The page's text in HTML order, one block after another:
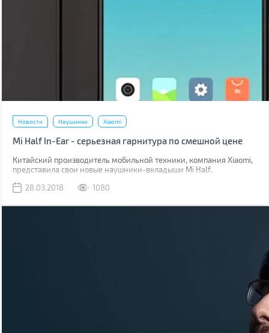
Новости Наушники Xiaomi
Mi Half In-Ear - серьезная гарнитура по смешной цене
Китайский производитель мобильной техники, компания Xiaomi,
представила свои новые наушники-вкладыши Mi Half.
28.03.2018
1080